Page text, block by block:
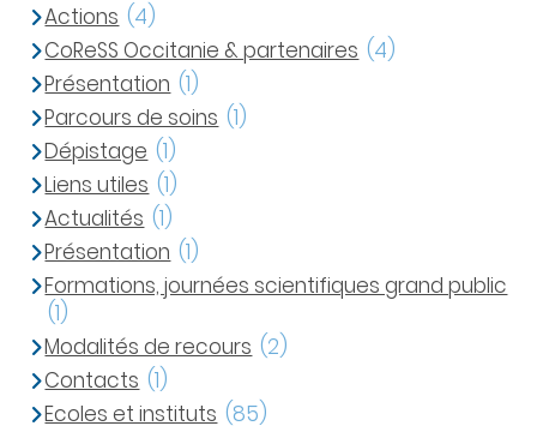
Actions (4)
CoReSS Occitanie & partenaires (4)
Présentation (1)
Parcours de soins (1)
Dépistage (1)
Liens utiles (1)
Actualités (1)
Présentation (1)
Formations, journées scientifiques grand public
(1)
Modalités de recours (2)
Contacts (1)
Ecoles et instituts (85)